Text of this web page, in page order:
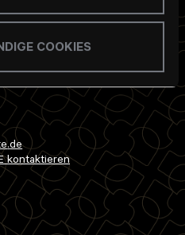
COOKIES
& Co. KG
de
kontaktieren